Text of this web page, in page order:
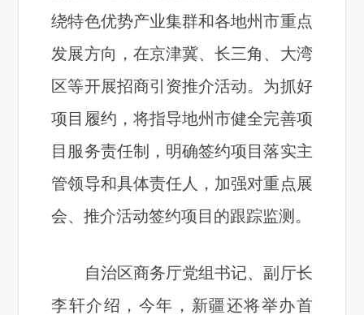
绕特色优势产业集群和各地州市重点
发展方向，在京津冀、长三角、大湾
区等开展招商引资推介活动。为抓好
项目履约，将指导地州市健全完善项
目服务责任制，明确签约项目落实主
管领导和具体责任人，加强对重点展
会、推介活动签约项目的跟踪监测。
自治区商务厅党组书记、副厅长
李轩介绍，今年，新疆还将举办首